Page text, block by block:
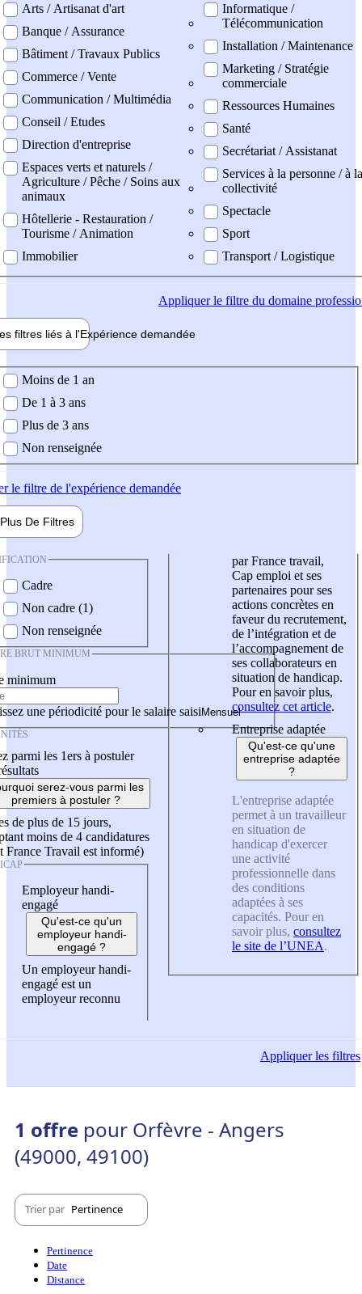
Arts / Artisanat d'art
Banque / Assurance
Bâtiment / Travaux Publics
Commerce / Vente
Communication / Multimédia
Conseil / Etudes
Direction d'entreprise
Espaces verts et naturels /
Agriculture / Pêche / Soins aux
animaux
Hôtellerie - Restauration /
Tourisme / Animation
Immobilier
Informatique /
Télécommunication
Installation / Maintenance
Marketing / Stratégie
commerciale
Ressources Humaines
Santé
Secrétariat / Assistanat
Services à la personne / à la
collectivité
Spectacle
Sport
Transport / Logistique
Appliquerle filtre du domaine
filtres liés à l'Expérience demandée
demandée
Moins de 1 an
De 1 à 3 ans
Plus de 3 ans
Non renseignée
le filtre de l'expérience demandée
Plus De Filtres
Cadre
Non cadre (1)
Non renseignée
BRUT MINIMUM
minimum
une périodicité pour le salaire saisi
parmi les 1ers à postuler
serez-vous parmi les
premiers à postuler ?
de plus de 15 jours,
moins de 4 candidatures
France Travail est informé)
Employeur handi-
engagé
Qu'est-ce qu'un
employeur handi-
engagé ?
Un employeur handi-
engagé est un
employeur reconnu
par France travail,
Cap emploi et ses
partenaires pour ses
actions concrètes en
faveur du recrutement,
de l’intégration et de
l’accompagnement de
ses collaborateurs en
situation de handicap.
Pour en savoir plus,
consultez cet article.
Entreprise adaptée
Qu'est-ce qu'une
entreprise adaptée
?
L'entreprise adaptée
permet à un travailleur
en situation de
handicap d'exercer
une activité
professionnelle dans
des conditions
adaptées à ses
capacités. Pour en
savoir plus, consultez
le site de l’UNEA.
Appliquerles filtres
1 offre pour Orfèvre - Angers
(49000, 49100)
Trier par Pertinence
Pertinence
Date
Distance